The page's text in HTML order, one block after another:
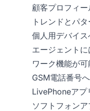
顧客プロフィー
トレンドとパ
個人用デバイ
エージェント
ワーク機能が
GSM電話番号
LivePhoneアプ
ソフトフォン